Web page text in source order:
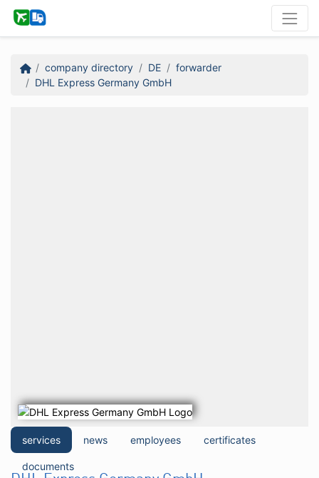
company directory DE
forwarder
DHL Express Germany GmbH
services news employees certificates
documents